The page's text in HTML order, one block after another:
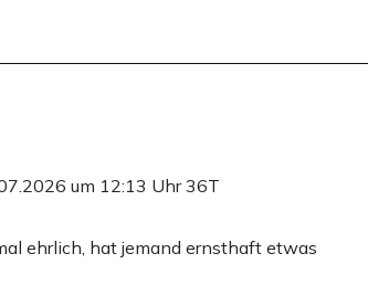
um 12:13 Uhr36T
ehrlich, hat jemand ernsthaft etwas